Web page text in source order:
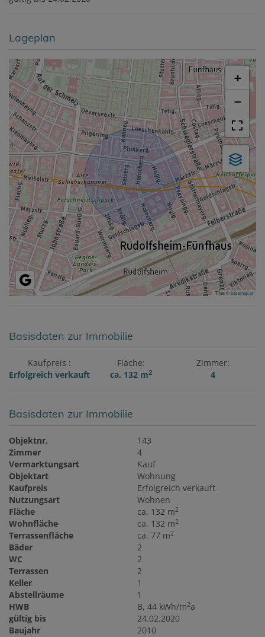
Lageplan
+
−
Tiles ©basemap.at
Basisdaten zur Immobilie
Kaufpreis
Erfolgreich verkauft
Fläche
ca. 132 m2
Zimmer
4
Basisdaten zur Immobilie
Objektnr.
143
Zimmer
4
Vermarktungsart
Kauf
Objektart
Wohnung
Kaufpreis
Erfolgreich verkauft
Nutzungsart
Wohnen
Fläche
ca. 132 m2
Wohnfläche ca. 132 m2
Terrassenfläche ca. 77 m2
Bäder
2
WC
2
Terrassen
2
Keller
1
Abstellräume
1
HWB
B, 44 kWh/m2a
gültig bis
24.02.2020
Baujahr
2010